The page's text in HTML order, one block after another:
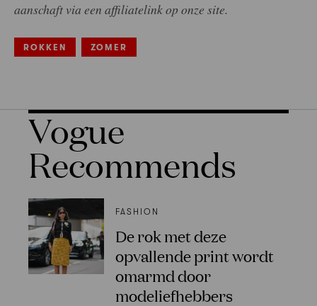
aanschaft via een affiliatelink op onze site.
ROKKEN ZOMER
Vogue
Recommends
FASHION
De rok met deze
opvallende print wordt
omarmd door
modeliefhebbers